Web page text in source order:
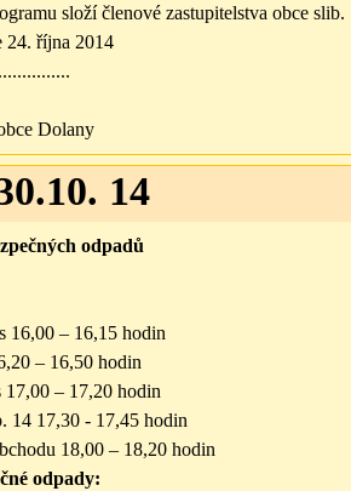
složí členové zastupitelstva obce slib.
24. října 2014
Dolany
14
odpadů
– 16,15 hodin
– 16,50 hodin
– 17,20 hodin
14 17,30 - 17,45 hodin
18,00 – 18,20 hodin
odpady: